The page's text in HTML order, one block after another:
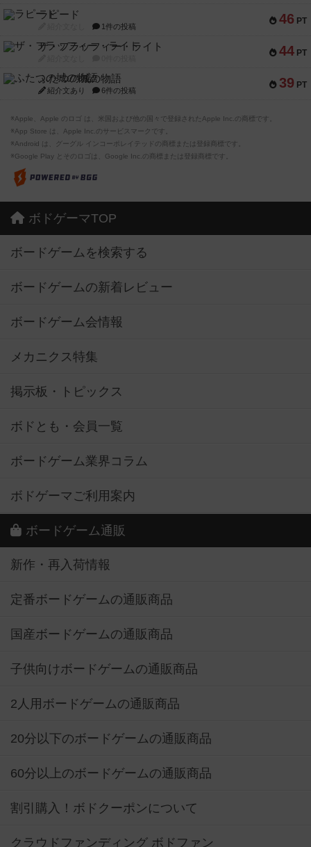
46 PT
ラピード
1件の投稿
44 PT
ザ・フラッフィー・ライト
39 PT
ふたつの城の物語
紹介文あり 6件の投稿
※Apple、Apple のロゴ は、米国および他の国々で登録されたApple Inc.の商標です。
※App Store は、Apple Inc.のサービスマークです。
※Android は、グーグル インコーポレイテッドの商標または登録商標です。
※Google Play とそのロゴは、Google Inc.の商標または登録商標です。
ボドゲーマTOP
ボードゲームを検索する
ボードゲームの新着レビュー
ボードゲーム会情報
メカニクス特集
掲示板・トピックス
ボドとも・会員一覧
ボードゲーム業界コラム
ボドゲーマご利用案内
ボードゲーム通販
新作・再入荷情報
定番ボードゲームの通販商品
国産ボードゲームの通販商品
子供向けボードゲームの通販商品
2人用ボードゲームの通販商品
20分以下のボードゲームの通販商品
60分以上のボードゲームの通販商品
割引購入！ボドクーポンについて
クラウドファンディング ボドファン